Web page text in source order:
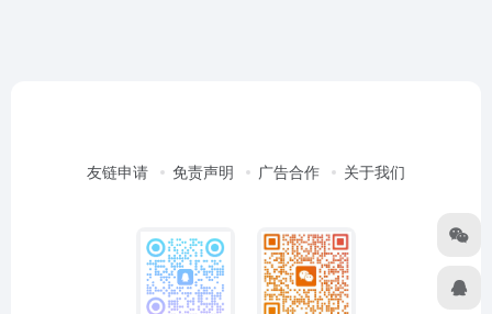
友链申请 免责声明 广告合作 关于我们